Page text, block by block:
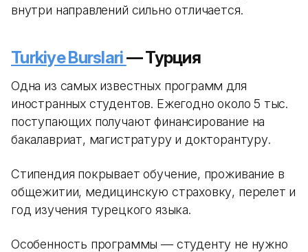
внутри направлений сильно отличается.
Turkiye Burslari— Турция
Одна из самых известных программ для
иностранных студентов. Ежегодно около 5 тыс.
поступающих получают финансирование на
бакалавриат, магистратуру и докторантуру.
Стипендия покрывает обучение, проживание в
общежитии, медицинскую страховку, перелет и
год изучения турецкого языка.
Особенность программы — студенту не нужно